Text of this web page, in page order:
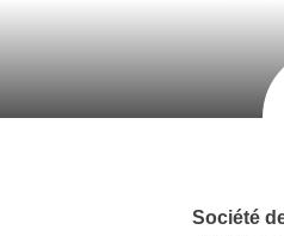
Société